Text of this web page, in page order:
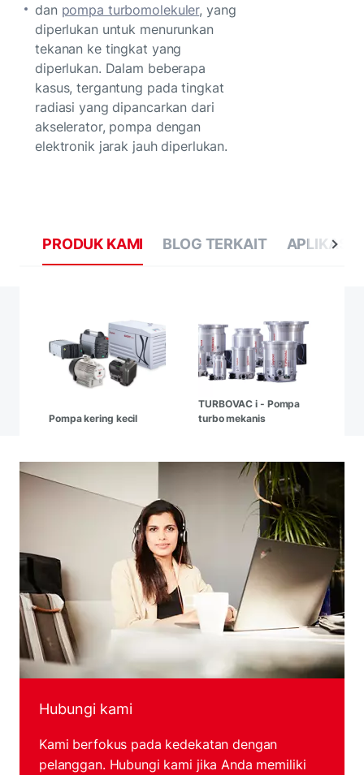
dan pompa turbomolekuler, yang
diperlukan untuk menurunkan
tekanan ke tingkat yang
diperlukan. Dalam beberapa
kasus, tergantung pada tingkat
radiasi yang dipancarkan dari
akselerator, pompa dengan
elektronik jarak jauh diperlukan.
PRODUK KAMI BLOG TERKAIT APLIKASI
Pompa kering kecil
TURBOVAC i - Pompa
turbo mekanis
Hubungi kami
Kami berfokus pada kedekatan dengan
pelanggan. Hubungi kami jika Anda memiliki